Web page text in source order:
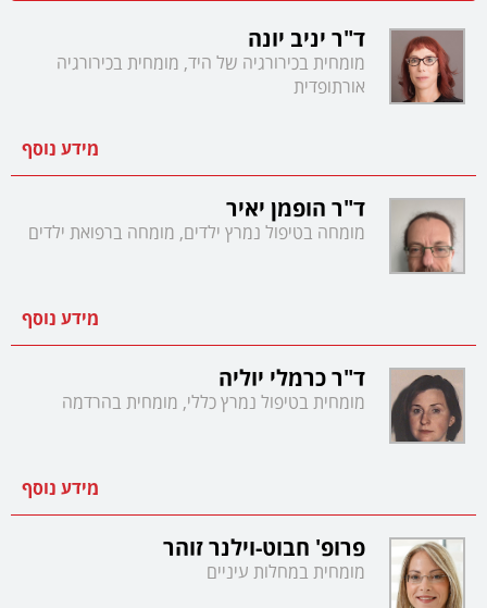
ד"ר יניב יונה
מומחית בכירורגיה של היד, מומחית בכירורגיה
אורתופדית
מידע נוסף
ד"ר הופמן יאיר
מומחה בטיפול נמרץ ילדים, מומחה ברפואת ילדים
מידע נוסף
ד"ר כרמלי יוליה
מומחית בטיפול נמרץ כללי, מומחית בהרדמה
מידע נוסף
פרופ' חבוט-וילנר זוהר
מומחית במחלות עיניים